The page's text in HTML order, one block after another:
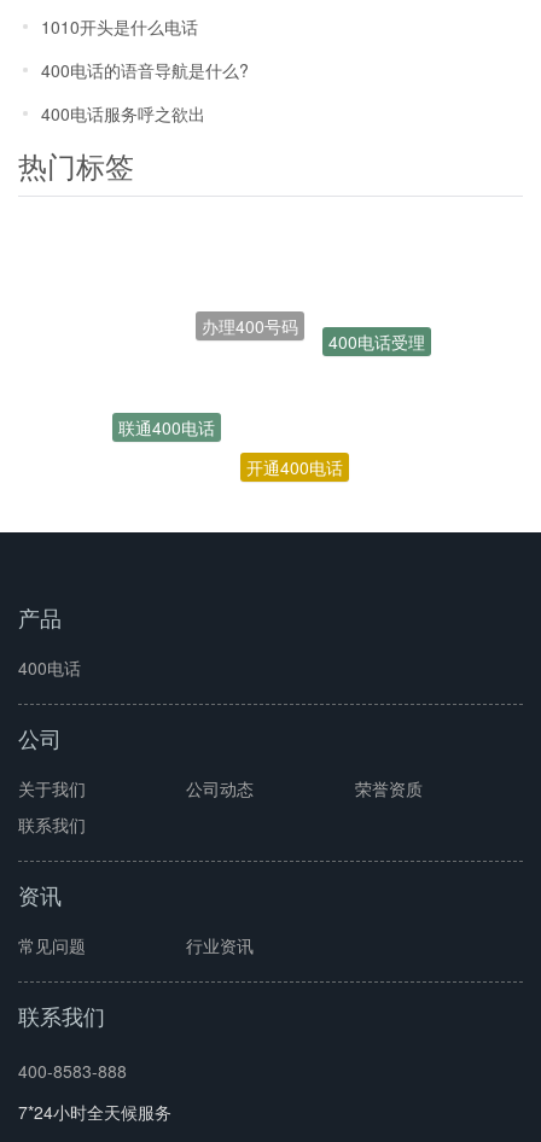
1010开头是什么电话
400电话的语音导航是什么?
400电话服务呼之欲出
热门标签
联通400电话
400电话受理
产品
400电话
公司
关于我们 公司动态
荣誉资质
联系我们
资讯
常见问题 行业资讯
联系我们
400-8583-888
7*24小时全天候服务